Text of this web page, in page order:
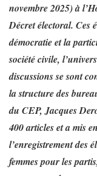
novembre 2025) à
Décret électoral. Ces
démocratie et la
société civile,
discussions se sont
la structure des
du CEP, Jacques
400 articles et a mis
l’enregistrement des
femmes pour les